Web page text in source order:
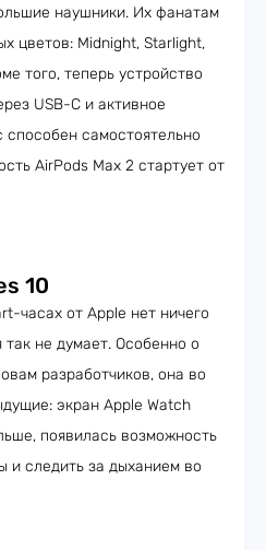
наушники. Их фанатам
цветов: Midnight, Starlight,
того, теперь устройство
USB-C и активное
самостоятельно
AirPods Max 2 стартует от
10
часах от Apple нет ничего
не думает. Особенно о
разработчиков, она во
экран Apple Watch
появилась возможность
и следить за дыханием во